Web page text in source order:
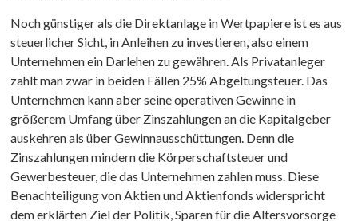
Noch günstiger als die Direktanlage in Wertpapiere ist es aus
steuerlicher Sicht, in Anleihen zu investieren, also einem
Unternehmen ein Darlehen zu gewähren. Als Privatanleger
zahlt man zwar in beiden Fällen 25% Abgeltungsteuer. Das
Unternehmen kann aber seine operativen Gewinne in
größerem Umfang über Zinszahlungen an die Kapitalgeber
auskehren als über Gewinnausschüttungen. Denn die
Zinszahlungen mindern die Körperschaftsteuer und
Gewerbesteuer, die das Unternehmen zahlen muss. Diese
Benachteiligung von Aktien und Aktienfonds widerspricht
dem erklärten Ziel der Politik, Sparen für die Altersvorsorge